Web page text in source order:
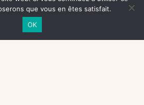
que vous en êtes satisfait.
OK